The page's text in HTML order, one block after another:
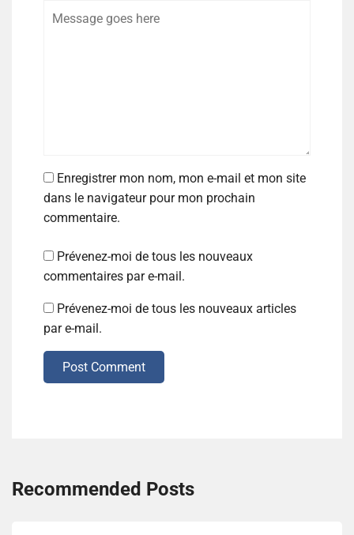
Enregistrer mon nom, mon e-mail et mon site
dans le navigateur pour mon prochain
commentaire.
Prévenez-moi de tous les nouveaux
commentaires par e-mail.
Prévenez-moi de tous les nouveaux articles
par e-mail.
Post Comment
Recommended Posts